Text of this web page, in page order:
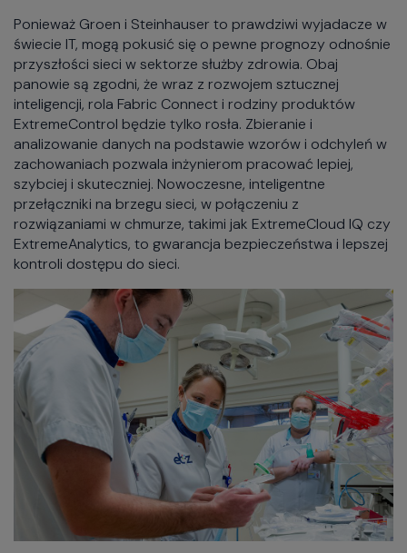
Ponieważ Groen i Steinhauser to prawdziwi wyjadacze w
świecie IT, mogą pokusić się o pewne prognozy odnośnie
przyszłości sieci w sektorze służby zdrowia. Obaj
panowie są zgodni, że wraz z rozwojem sztucznej
inteligencji, rola Fabric Connect i rodziny produktów
ExtremeControl będzie tylko rosła. Zbieranie i
analizowanie danych na podstawie wzorów i odchyleń w
zachowaniach pozwala inżynierom pracować lepiej,
szybciej i skuteczniej. Nowoczesne, inteligentne
przełączniki na brzegu sieci, w połączeniu z
rozwiązaniami w chmurze, takimi jak ExtremeCloud IQ czy
ExtremeAnalytics, to gwarancja bezpieczeństwa i lepszej
kontroli dostępu do sieci.